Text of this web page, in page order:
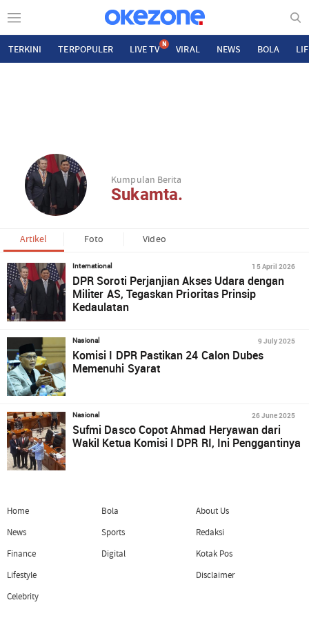
TERKINI TERPOPULER LIVE TV N VIRAL NEWS BOLA
Kumpulan Berita
Sukamta.
Artikel Foto Video
International 15 April 2026
DPR Soroti Perjanjian Akses Udara dengan
Militer AS, Tegaskan Prioritas Prinsip
Kedaulatan
Nasional 9 July 2025
Komisi I DPR Pastikan 24 Calon Dubes
Memenuhi Syarat
Nasional 26 June 2025
Sufmi Dasco Copot Ahmad Heryawan dari
Wakil Ketua Komisi I DPR RI, Ini Penggantinya
Home
News
Finance
Lifestyle
Celebrity
Bola
Sports
Digital
About Us
Redaksi
Kotak Pos
Disclaimer